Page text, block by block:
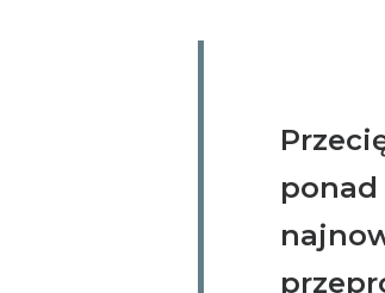
ponad